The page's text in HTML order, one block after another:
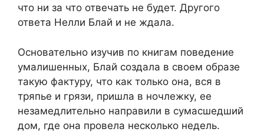
что ни за что отвечать не будет. Другого
ответа Нелли Блай и не ждала.
Основательно изучив по книгам поведение
умалишенных, Блай создала в своем образе
такую фактуру, что как только она, вся в
тряпье и грязи, пришла в ночлежку, ее
незамедлительно направили в сумасшедший
дом, где она провела несколько недель.